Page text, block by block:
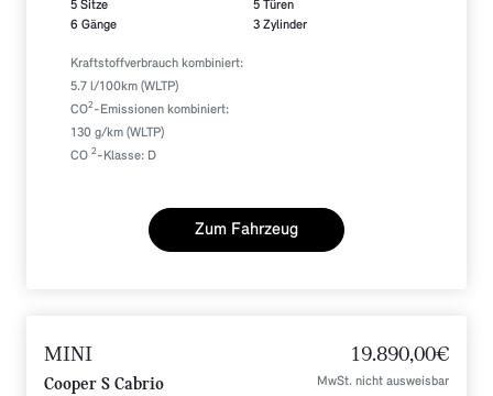
5 Sitze
6 Gänge
5 Türen
3 Zylinder
Kraftstoffverbrauch kombiniert:
5.7 l/100km (WLTP)
CO2-Emissionen kombiniert:
130 g/km (WLTP)
CO 2-Klasse: D
Zum Fahrzeug
MINI
Cooper S Cabrio
19.890,00€
MwSt. nicht ausweisbar